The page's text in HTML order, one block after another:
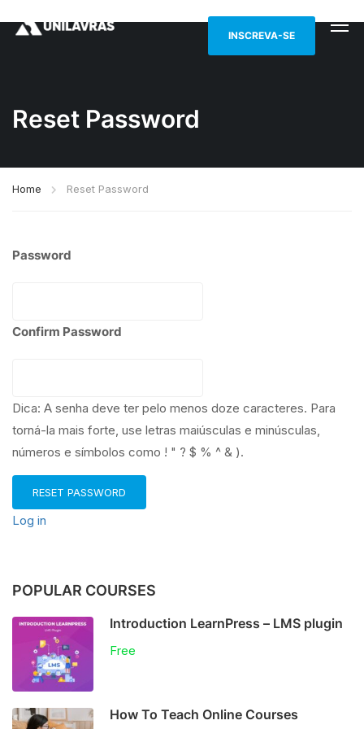
INSCREVA-SE
Reset Password
Home Reset Password
Password
Confirm Password
Dica: A senha deve ter pelo menos doze caracteres. Para
torná-la mais forte, use letras maiúsculas e minúsculas,
números e símbolos como ! " ? $ % ^ & ).
Log in
POPULAR COURSES
Introduction LearnPress – LMS plugin
Free
How To Teach Online Courses